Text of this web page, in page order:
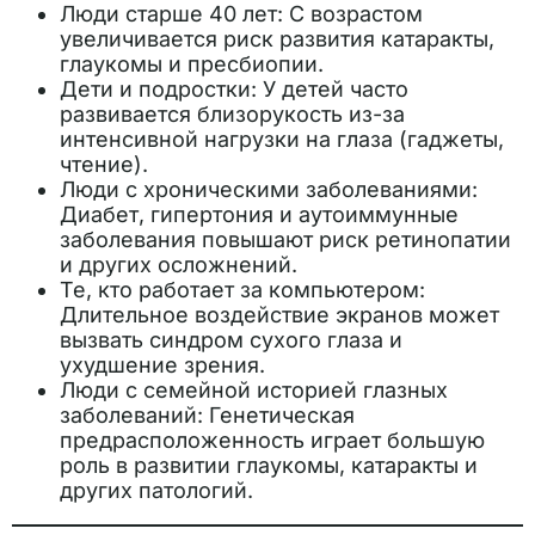
Люди старше 40 лет: С возрастом
увеличивается риск развития катаракты,
глаукомы и пресбиопии.
Дети и подростки: У детей часто
развивается близорукость из-за
интенсивной нагрузки на глаза (гаджеты,
чтение).
Люди с хроническими заболеваниями:
Диабет, гипертония и аутоиммунные
заболевания повышают риск ретинопатии
и других осложнений.
Те, кто работает за компьютером:
Длительное воздействие экранов может
вызвать синдром сухого глаза и
ухудшение зрения.
Люди с семейной историей глазных
заболеваний: Генетическая
предрасположенность играет большую
роль в развитии глаукомы, катаракты и
других патологий.